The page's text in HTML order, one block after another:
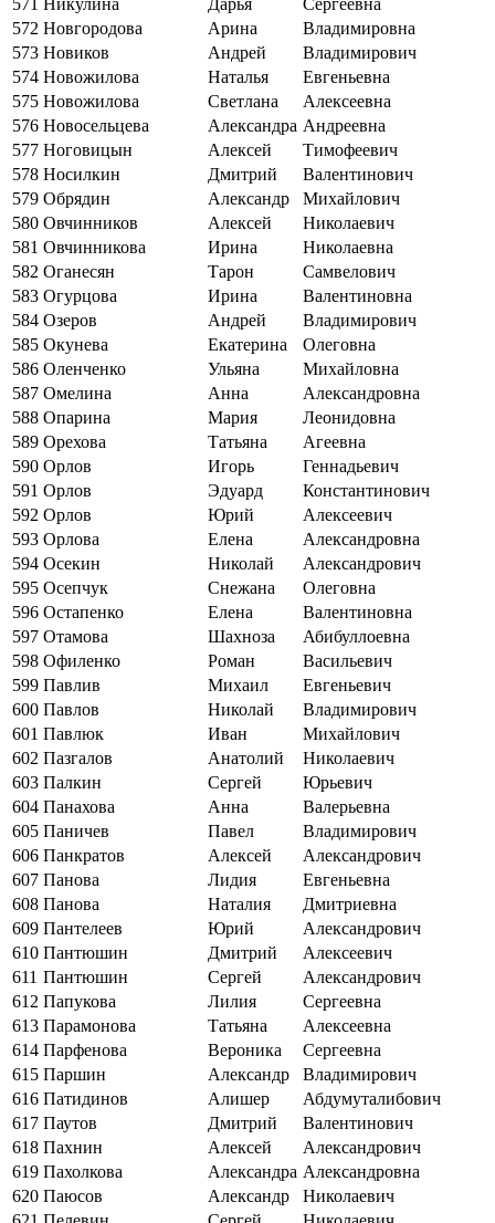
572 Новгородова Арина
Владимировна
573 Новиков Андрей
Владимирович
574 Новожилова Наталья
Евгеньевна
575 Новожилова Светлана
Алексеевна
576 Новосельцева Александра Андреевна
577 Ноговицын Алексей
Тимофеевич
578 Носилкин Дмитрий
Валентинович
579 Обрядин Александр
Михайлович
580 Овчинников Алексей
Николаевич
581 Овчинникова Ирина
Николаевна
582 Оганесян Тарон
Самвелович
583 Огурцова Ирина
Валентиновна
584 Озеров Андрей
Владимирович
585 Окунева Екатерина
Олеговна
586 Оленченко Ульяна
Михайловна
587 Омелина Анна
Александровна
588 Опарина Мария
Леонидовна
589 Орехова Татьяна
Агеевна
590 Орлов Игорь
Геннадьевич
591 Орлов Эдуард
Константинович
592 Орлов Юрий
Алексеевич
593 Орлова Елена
Александровна
594 Осекин Николай
Александрович
595 Осепчук Снежана
Олеговна
596 Остапенко Елена
Валентиновна
597 Отамова Шахноза
Абибуллоевна
598 Офиленко Роман
Васильевич
599 Павлив Михаил
Евгеньевич
600 Павлов Николай
Владимирович
601 Павлюк Иван
Михайлович
602 Пазгалов Анатолий
Николаевич
603 Палкин Сергей
Юрьевич
604 Панахова Анна
Валерьевна
605 Паничев Павел
Владимирович
606 Панкратов Алексей
Александрович
607 Панова Лидия
Евгеньевна
608 Панова Наталия
Дмитриевна
609 Пантелеев Юрий
Александрович
610 Пантюшин Дмитрий
Алексеевич
611 Пантюшин Сергей
Александрович
612 Папукова Лилия
Сергеевна
613 Парамонова Татьяна
Алексеевна
614 Парфенова Вероника
Сергеевна
615 Паршин Александр
Владимирович
616 Патидинов Алишер
Абдумуталибович
617 Паутов Дмитрий
Валентинович
618 Пахнин Алексей
Александрович
619 Пахолкова Александра Александровна
620 Паюсов Александр
Николаевич